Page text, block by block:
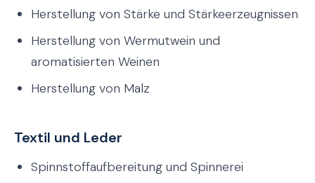
Herstellung von Stärke und Stärkeerzeugnissen
Herstellung von Wermutwein und
aromatisierten Weinen
Herstellung von Malz
Textil und Leder
Spinnstoffaufbereitung und Spinnerei